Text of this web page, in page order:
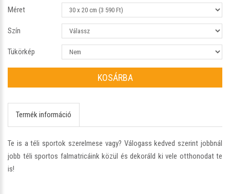
Méret
Szín
Tükörkép
KOSÁRBA
Termék információ
Te is a téli sportok szerelmese vagy? Válogass kedved szerint jobbnál
jobb téli sportos falmatricáink közül és dekoráld ki vele otthonodat te
is!